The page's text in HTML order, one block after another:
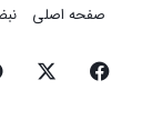
صفحه اصلی
فیسبوک